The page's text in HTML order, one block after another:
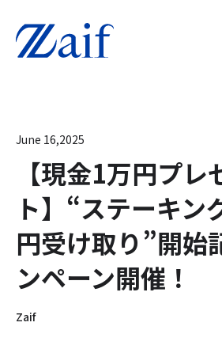
June 16,2025
【現金1万円プレ
ト】“ステーキン
円受け取り”開始
ンペーン開催！
Zaif